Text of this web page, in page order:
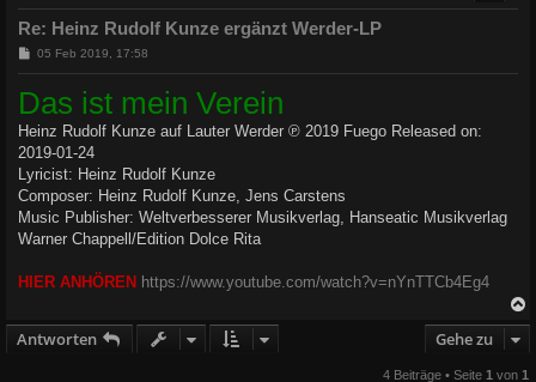
Re: Heinz Rudolf Kunze ergänzt Werder-LP
B
t
r
a
g
05 Feb 2019, 17:58
Das ist mein Verein
Heinz Rudolf Kunze auf Lauter Werder ℗ 2019 Fuego Released on:
2019-01-24
Lyricist: Heinz Rudolf Kunze
Composer: Heinz Rudolf Kunze, Jens Carstens
Music Publisher: Weltverbesserer Musikverlag, Hanseatic Musikverlag
Warner Chappell/Edition Dolce Rita
HIER ANHÖREN https://www.youtube.com/watch?v=nYnTTCb4Eg4
Antworten Gehe zu
4 Beiträge • Seite 1 von 1